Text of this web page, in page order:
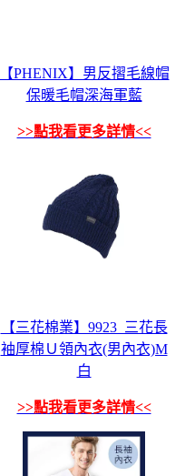
【PHENIX】男反摺毛線帽
保暖毛帽深海軍藍
>>點我看更多詳情<<
【三花棉業】9923_三花長
袖厚棉Ｕ領內衣(男內衣)M
白
>>點我看更多詳情<<